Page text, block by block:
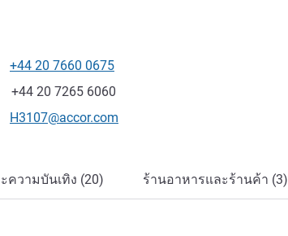
รศัพท์
+44 20 7660 0675
แฟกซ์
+44 20 7265 6060
อีเมลติดต่อ
H3107@accor.com
วามบันเทิง (20) ร้านอาหารและร้านค้า (3)